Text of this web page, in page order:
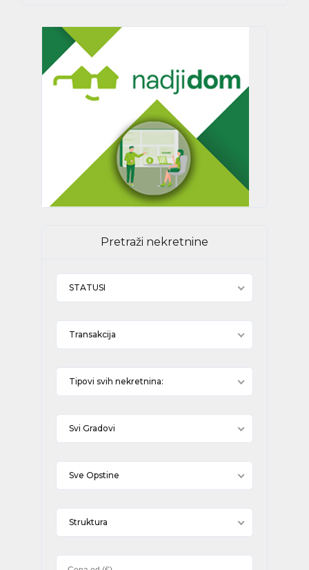
Pretraži nekretnine
STATUSI
Transakcija
Tipovi svih nekretnina:
Svi Gradovi
Sve Opstine
Struktura